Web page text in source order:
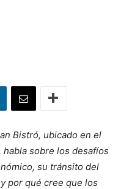
Bistró, ubicado en el
habla sobre los desafíos
su tránsito del
por qué cree que los